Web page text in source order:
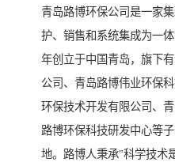
青岛路博环保公司是一家
护、销售和系统集成为一
年创立于中国青岛，旗下
公司、青岛路博伟业环保
环保技术开发有限公司、
路博环保科技研发中心等
地。路博人秉承"科学技术